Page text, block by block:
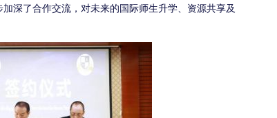
深了合作交流，对未来的国际师生升学、资源共享及